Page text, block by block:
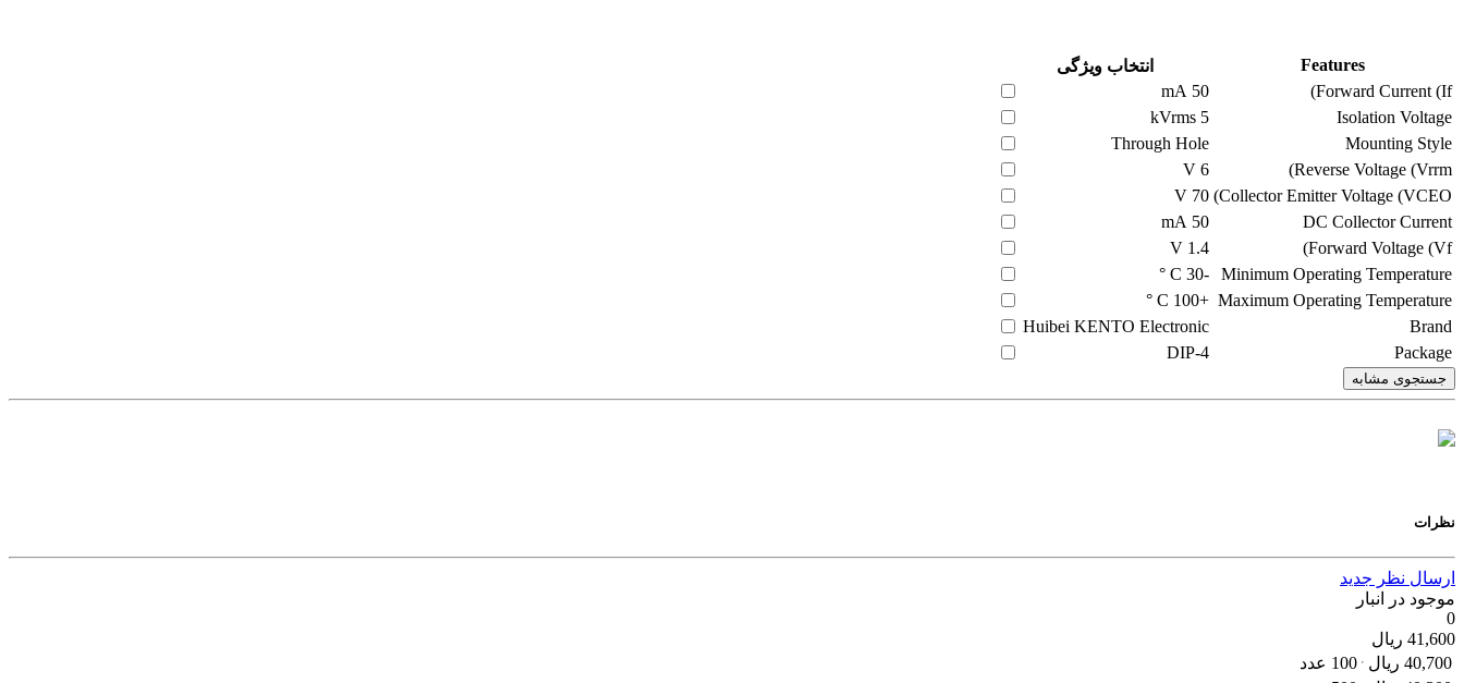
Features
انتخاب ویژگی
Forward Current (If)
50
mA
Isolation Voltage
5 kVrms
Mounting Style
Through Hole
Reverse Voltage (Vrrm)
6
V
Collector Emitter Voltage (VCEO)
70
V
DC Collector Current
50
mA
Forward Voltage (Vf)
1.4
V
Minimum Operating Temperature
-30
C °
Maximum Operating Temperature
+100
C °
Brand
Huibei KENTO Electronic
Package
DIP-4
جستجوی مشابه
نظرات
ارسال نظر جدید
موجود در انبار
0
41,600 ریال
40,700 ریال
100 عدد